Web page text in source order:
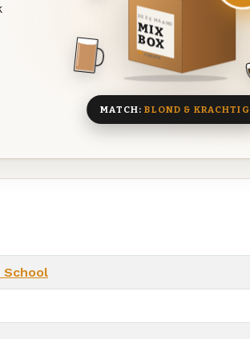
DEZE MAAND
MIX
BOX
8 BIEREN
MATCH:BLOND & KRACHTIG
School